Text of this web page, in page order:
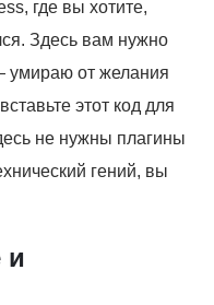
где вы хотите,
Здесь вам нужно
умираю от желания
этот код для
не нужны плагины
гений, вы
и